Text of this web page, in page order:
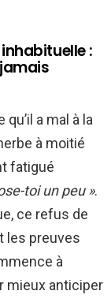
:
a mal à la
à moitié
fatigué
toi un peu ».
ce refus de
les preuves
à
mieux anticiper